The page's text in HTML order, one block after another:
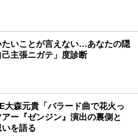
たいことが言えない…あなたの隠
主張ニガテ」度診断
大森元貴「バラード曲で花火っ
ー『ゼンジン』演出の裏側と
いを語る